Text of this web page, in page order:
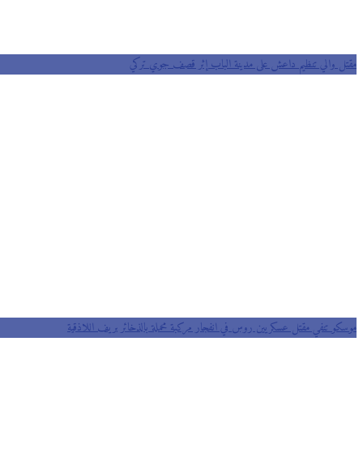
مقتل والي تنظيم داعش على مدينة الباب إثر قصف جوي تركي
موسكو تنفي مقتل عسكريين روس في انفجار مركبة محملة بالذخائر بريف اللاذقية